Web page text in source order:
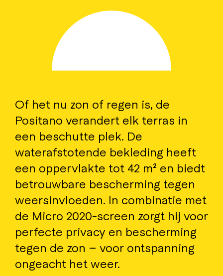
Of het nu zon of regen is, de
Positano verandert elk terras in
een beschutte plek. De
waterafstotende bekleding heeft
een oppervlakte tot 42 m² en biedt
betrouwbare bescherming tegen
weersinvloeden. In combinatie met
de Micro 2020-screen zorgt hij voor
perfecte privacy en bescherming
tegen de zon – voor ontspanning
ongeacht het weer.